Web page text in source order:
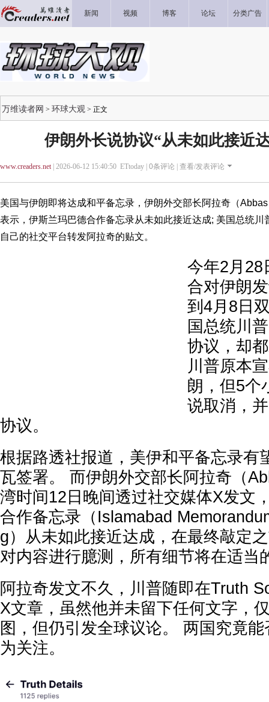
新闻 视频 博客 论坛 分类广告
万维读者网 > 环球大观 > 正文
伊朗外长说协议“从未如此接近
www.creaders.net| 2026-06-12 15:40:50 ETtoday | 0条评论 | 查看/发表评论
美国与伊朗即将达成和平备忘录，伊朗外交部长阿拉奇（
表示，伊斯兰玛巴德合作备忘录从未如此接近达成; 美国总统川
自己的社交平台转发阿拉奇的贴文。
今年2月28
合对伊朗
到4月8日
国总统川
协议，却
川普原本
朗，但5个
说取消，
协议。
根据路透社报道，美伊和平备忘录有
瓦签署。 而伊朗外交部长阿拉奇（
湾时间12日晚间透过社交媒体X发文
合作备忘录（Islamabad
g）从未如此接近达成，在最终敲定
对内容进行臆测，所有细节将在适当
阿拉奇发文不久，川普随即在Truth
X文章，虽然他并未留下任何文字，
图，但仍引发全球议论。 两国究竟
为关注。